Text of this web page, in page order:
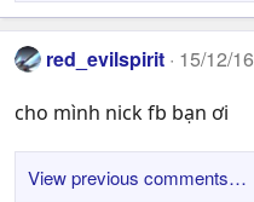
red_evilspirit 15/12/16
cho mình nick fb bạn ơi
View previous comments…